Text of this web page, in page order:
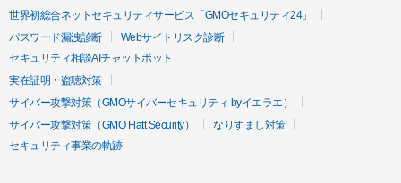
世界初総合ネットセキュリティサービス「GMOセキュリティ24」
パスワード漏洩診断
Webサイトリスク診断
セキュリティ相談AIチャットボット
実在証明・盗聴対策
サイバー攻撃対策（GMOサイバーセキュリティ byイエラエ）
サイバー攻撃対策（GMO Flatt Security）
なりすまし対策
セキュリティ事業の軌跡